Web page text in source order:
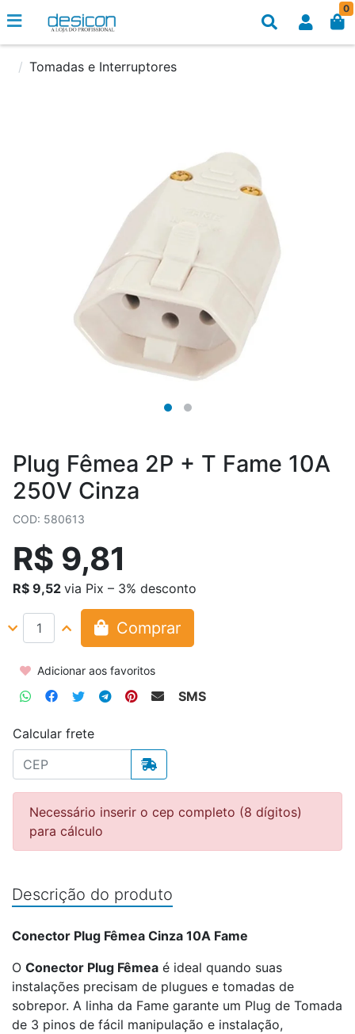
0
Tomadas e Interruptores
Plug Fêmea 2P + T Fame 10A
250V Cinza
COD: 580613
R$ 9,81
R$ 9,52 via Pix – 3% desconto
Comprar
Adicionar aos favoritos
SMS
Calcular frete
Necessário inserir o cep completo (8 dígitos)
para cálculo
Descrição do produto
Conector Plug Fêmea Cinza 10A Fame
O Conector Plug Fêmea é ideal quando suas
instalações precisam de plugues e tomadas de
sobrepor. A linha da Fame garante um Plug de Tomada
de 3 pinos de fácil manipulação e instalação,